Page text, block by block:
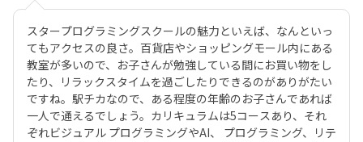
スタープログラミングスクールの魅力といえば、なんといっ
てもアクセスの良さ。百貨店やショッピングモール内にある
教室が多いので、お子さんが勉強している間にお買い物をし
たり、リラックスタイムを過ごしたりできるのがありがたい
ですね。駅チカなので、ある程度の年齢のお子さんであれば
一人で通えるでしょう。カリキュラムは5コースあり、それ
ぞれビジュアル プログラミングやAI、 プログラミング、リテ